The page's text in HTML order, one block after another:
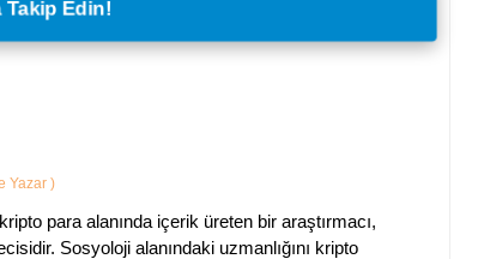
Takip Edin!
Yazar )
para alanında içerik üreten bir araştırmacı,
Sosyoloji alanındaki uzmanlığını kripto